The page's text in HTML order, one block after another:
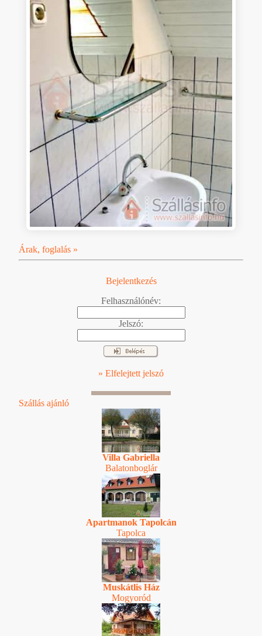
Árak, foglalás »
Bejelentkezés
Felhasználónév:
Jelszó:
» Elfelejtett jelszó
Szállás ajánló
Villa Gabriella
Balatonboglár
Apartmanok Tapolcán
Tapolca
Muskátlis Ház
Mogyoród